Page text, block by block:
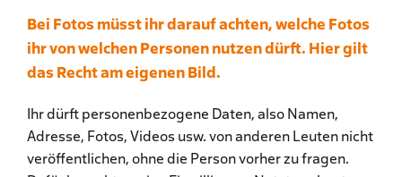
Bei Fotos müsst ihr darauf achten, welche Fotos
ihr von welchen Personen nutzen dürft. Hier gilt
das Recht am eigenen Bild.
Ihr dürft personenbezogene Daten, also Namen,
Adresse, Fotos, Videos usw. von anderen Leuten nicht
veröffentlichen, ohne die Person vorher zu fragen.